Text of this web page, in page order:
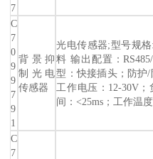
7
C
7
0
9
9
7
9
1
背景抑
制光电
传感器
光电传感器;型号规格
料 输出配置：
型：快接插头；防护/
工作电压：12-30V
间：<25ms；工作温
C
7